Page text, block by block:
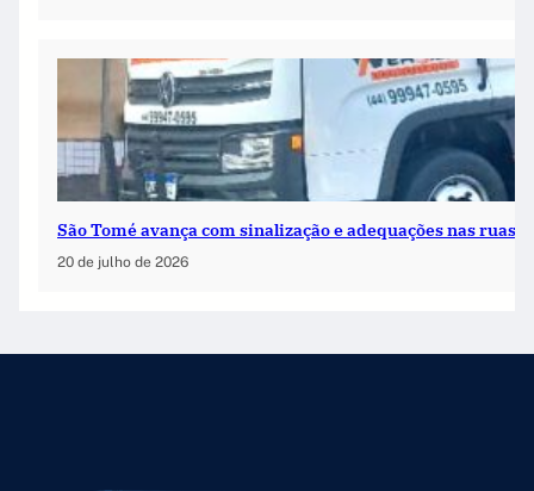
São Tomé avança com sinalização e adequações nas ruas
20 de julho de 2026